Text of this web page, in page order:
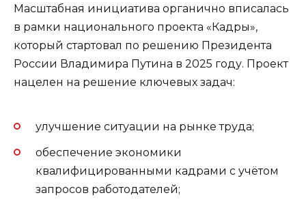
Масштабная инициатива органично вписалась
в рамки национального проекта «Кадры»,
который стартовал по решению Президента
России Владимира Путина в 2025 году. Проект
нацелен на решение ключевых задач:
улучшение ситуации на рынке труда;
обеспечение экономики
квалифицированными кадрами с учётом
запросов работодателей;